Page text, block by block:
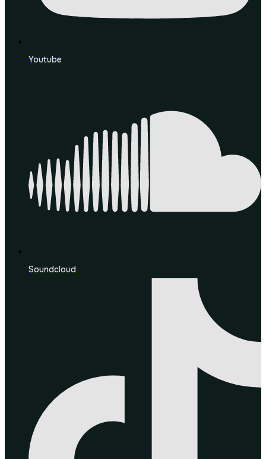
Youtube
Soundcloud